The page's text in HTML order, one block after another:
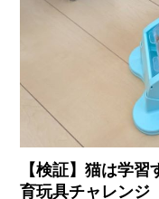
【検証】猫は学
育玩具チャレンジ